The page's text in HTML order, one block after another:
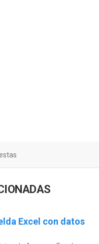
Excel con datos